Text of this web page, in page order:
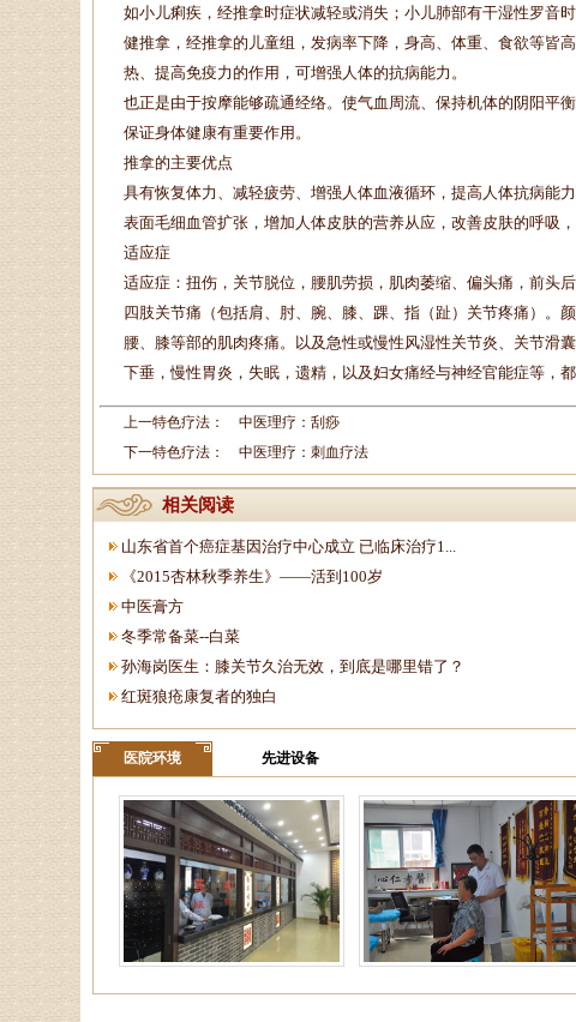
如小儿痢疾，经推拿时症状减轻或消失；小儿肺部有干湿性罗音
健推拿，经推拿的儿童组，发病率下降，身高、体重、食欲等皆
热、提高免疫力的作用，可增强人体的抗病能力。
也正是由于按摩能够疏通经络。使气血周流、保持机体的阴阳平
保证身体健康有重要作用。
推拿的主要优点
具有恢复体力、减轻疲劳、增强人体血液循环，提高人体抗病能
表面毛细血管扩张，增加人体皮肤的营养从应，改善皮肤的呼吸
适应症
适应症：扭伤，关节脱位，腰肌劳损，肌肉萎缩、偏头痛，前头
四肢关节痛（包括肩、肘、腕、膝、踝、指（趾）关节疼痛）。
腰、膝等部的肌肉疼痛。以及急性或慢性风湿性关节炎、关节滑
下垂，慢性胃炎，失眠，遗精，以及妇女痛经与神经官能症等，
上一特色疗法： 中医理疗：刮痧
下一特色疗法： 中医理疗：刺血疗法
相关阅读
山东省首个癌症基因治疗中心成立 已临床治疗1...
《2015杏林秋季养生》——活到100岁
中医膏方
冬季常备菜--白菜
孙海岗医生：膝关节久治无效，到底是哪里错了？
红斑狼疮康复者的独白
医院环境 先进设备